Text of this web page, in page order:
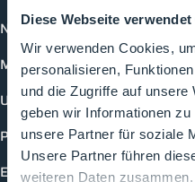
Diese Webseite
Wir verwenden Cookies,
personalisieren,
und die Zugriffe auf
geben wir Informationen
unsere Partner für soziale
Unsere Partner führen
weiteren Daten
News
Mediathek
Unternehmen
Produkte
Events